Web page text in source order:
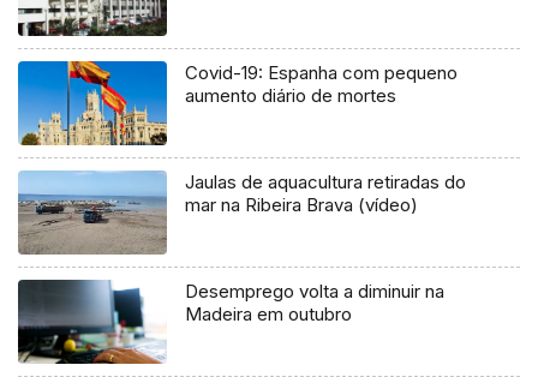
Covid-19: Espanha com pequeno
aumento diário de mortes
Jaulas de aquacultura retiradas do
mar na Ribeira Brava (vídeo)
Desemprego volta a diminuir na
Madeira em outubro